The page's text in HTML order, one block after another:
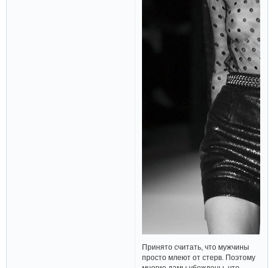
Принято считать, что мужчины
просто млеют от стерв. Поэтому